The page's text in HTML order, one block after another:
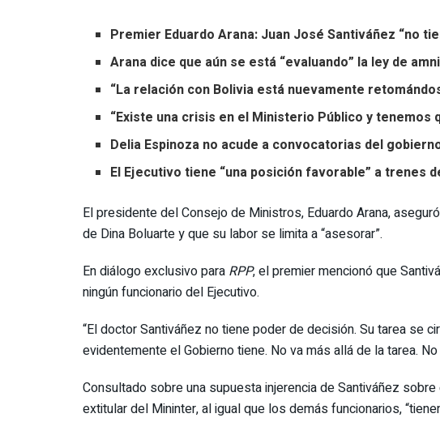
Premier Eduardo Arana: Juan José Santiváñez “no
Arana dice que aún se está “evaluando” la ley de
“La relación con Bolivia está nuevamente
“Existe una crisis en el Ministerio Público y tenemos
Delia Espinoza no acude a convocatorias del
El Ejecutivo tiene “una posición favorable” a trenes
El presidente del Consejo de Ministros, Eduardo Arana,
de Dina Boluarte y que su labor se limita a “asesorar”.
En diálogo exclusivo para RPP, el premier mencionó que
ningún funcionario del Ejecutivo.
“El doctor Santiváñez no tiene poder de decisión. Su tarea se
evidentemente el Gobierno tiene. No va más allá de la tarea.
Consultado sobre una supuesta injerencia de Santiváñez
extitular del Mininter, al igual que los demás funcionarios,